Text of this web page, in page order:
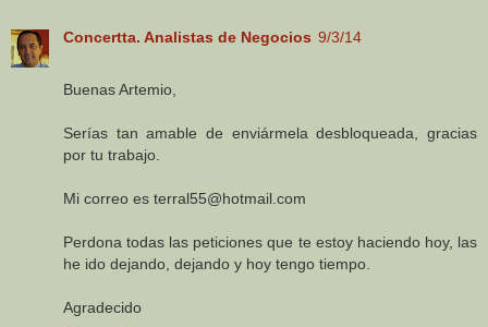
Concertta. Analistas de Negocios 9/3/14
Buenas Artemio,
Serías tan amable de enviármela desbloqueada, gracias
por tu trabajo.
Mi correo es terral55@hotmail.com
Perdona todas las peticiones que te estoy haciendo hoy, las
he ido dejando, dejando y hoy tengo tiempo.
Agradecido